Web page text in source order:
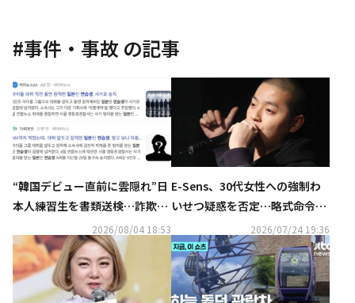
#事件・事故 の記事
“韓国デビュー直前に雲隠れ”日
本人練習生を書類送検…詐欺の
2026/08/04 18:53
E-Sens、30代女性への強制わ
いせつ疑惑を否定…略式命令に
不服・正式裁判へ2026/07/24 19:36